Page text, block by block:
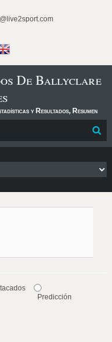
De Ballyclare
y Resultados, Resumen
Predicción